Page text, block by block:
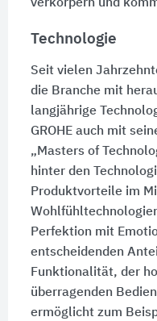
verkörpern und
Technologie
Seit vielen
die Branche mit
langjährige
GROHE auch mit
„Masters of
hinter den
Produktvorteile im
Perfektion mit
entscheidenden
Funktionalität, der
überragenden
ermöglicht zum